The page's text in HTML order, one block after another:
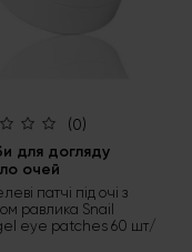
(0)
для догляду
очей
патчі під очі з
равлика Snail
eye patches 60 шт/